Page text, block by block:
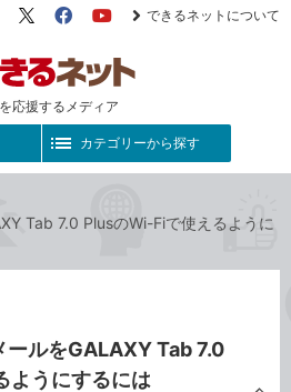
応援するメディア
X（旧
FacebookYouTube
できるネットについて
カテゴリーから探す
Tab 7.0 PlusのWi-Fiで使えるように
ールをGALAXY Tab 7.0
うにするには